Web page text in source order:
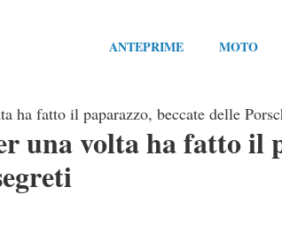
ANTEPRIME MOTO
ha fatto il paparazzo, beccate delle
una volta ha fatto il